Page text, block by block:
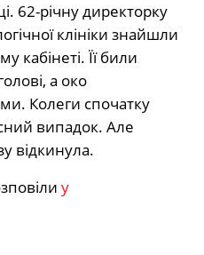
62-річну директорку
клініки знайшли
кабінеті. Її били
а око
Колеги спочатку
випадок. Але
відкинула.
у